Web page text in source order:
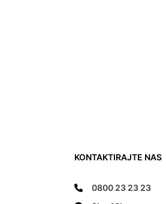
KONTAKTIRAJTE NAS
0800 23 23 23